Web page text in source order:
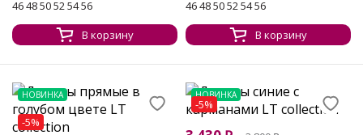
46 48 50 52 54 56
В корзину
46 48 50 52 54 56
В корзину
НОВИНКА
-5%
НОВИНКА
-5%